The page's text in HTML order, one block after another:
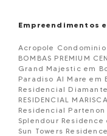
Empreendimentos
Acropole
BOMBAS PREMIUM
Grand Majestic em
Paradiso Al Mare em
Residencial
RESIDENCIAL
Residencial Partenon
Splendour Residence
Sun Towers